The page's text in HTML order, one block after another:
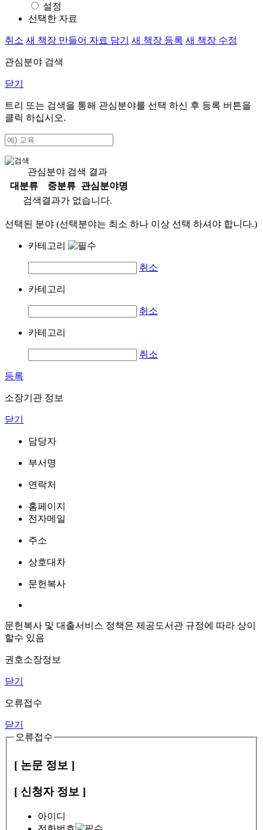
설정
선택한 자료
취소 새 책장 만들어 자료 담기 새 책장 등록 새 책장 수정
관심분야 검색
닫기
트리 또는 검색을 통해 관심분야를 선택 하신 후 등록 버튼을
클릭 하십시오.
관심분야 검색 결과
대분류
중분류
관심분야명
검색결과가 없습니다.
선택된 분야 (선택분야는 최소 하나 이상 선택 하셔야 합니다.)
카테고리
취소
카테고리
취소
카테고리
취소
등록
소장기관 정보
닫기
담당자
부서명
연락처
홈페이지
전자메일
주소
상호대차
문헌복사
문헌복사 및 대출서비스 정책은 제공도서관 규정에 따라 상이
할수 있음
권호소장정보
닫기
오류접수
닫기
오류접수
[ 논문 정보 ]
[ 신청자 정보 ]
아이디